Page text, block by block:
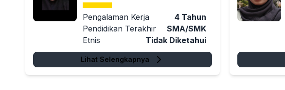
Pengalaman Kerja 4 Tahun
Pendidikan Terakhir
SMA/SMK
Etnis
Tidak Diketahui
Lihat Selengkapnya